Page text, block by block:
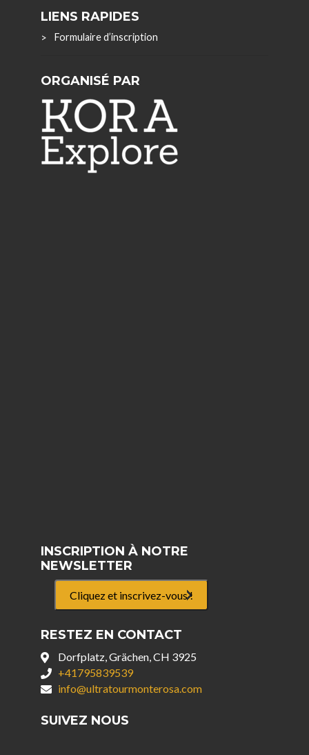
LIENS RAPIDES
Formulaire d’inscription
ORGANISÉ PAR
INSCRIPTION À NOTRE
NEWSLETTER
Cliquez et inscrivez-vous !
RESTEZ EN CONTACT
Dorfplatz, Grächen, CH 3925
+41795839539
info@ultratourmonterosa.com
SUIVEZ NOUS